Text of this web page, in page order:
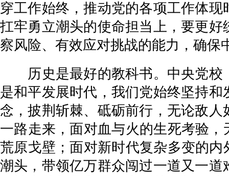
穿工作始终，推动党的各项工作体
扛牢勇立潮头的使命担当上，要更
察风险、有效应对挑战的能力，确保
历史是最好的教科书。中央党校
是和平发展时代，我们党始终坚持
念，披荆斩棘、砥砺前行，无论敌
一路走来，面对血与火的生死考验
荒原戈壁；面对新时代复杂多变的
潮头，带领亿万群众闯过一道又一